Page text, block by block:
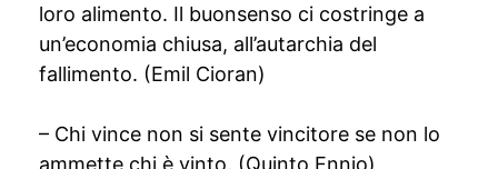
loro alimento. Il buonsenso ci costringe a
un’economia chiusa, all’autarchia del
fallimento. (Emil Cioran)
– Chi vince non si sente vincitore se non lo
ammette chi è vinto. (Quinto Ennio)